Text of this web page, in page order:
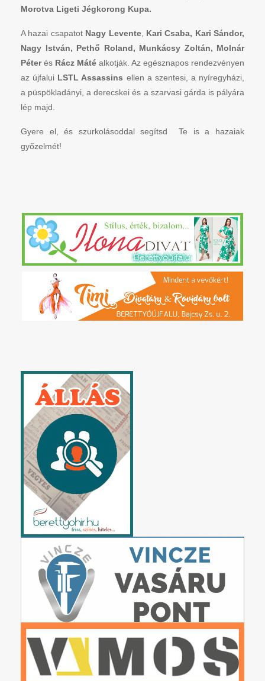
Morotva Ligeti Jégkorong Kupa.
A hazai csapatotNagy Levente, Kari Csaba, Kari Sándor,
Nagy István, Pethő Roland, Munkácsy Zoltán, Molnár
Péterés Rácz Máté alkotják. Az egésznapos rendezvényen
az újfalui LSTL Assassins ellen a szentesi, a nyíregyházi,
a püspökladányi, a derecskei és a szarvasi gárda is pályára
lép majd.
Gyere el, és szurkolásoddal segítsd Te is a hazaiak
győzelmét!